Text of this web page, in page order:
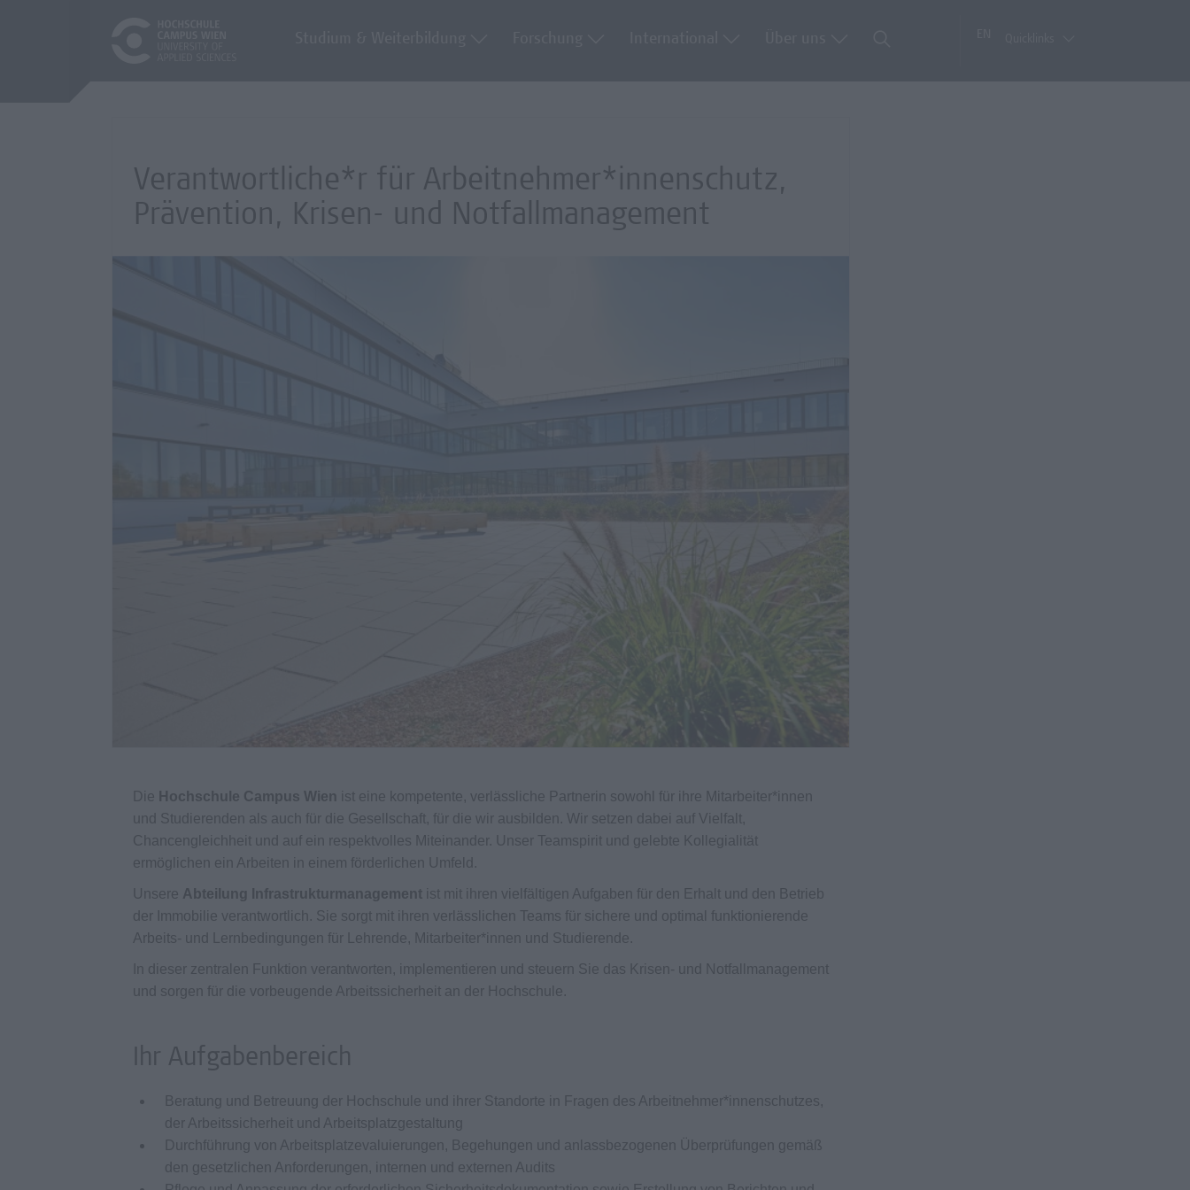
Verantwortliche*r für Arbeitnehmer*innenschutz,
Prävention, Krisen- und Notfallmanagement
Die Hochschule Campus Wien
ist eine kompetente, verlässliche Partnerin sowohl für ihre Mitarbeiter*innen
und Studierenden als auch für die Gesellschaft, für die wir ausbilden. Wir setzen dabei auf Vielfalt,
Chancengleichheit und auf ein respektvolles Miteinander. Unser Teamspirit und gelebte Kollegialität
ermöglichen ein Arbeiten in einem förderlichen Umfeld.
Unsere Abteilung Infrastrukturmanagement ist mit ihren vielfältigen Aufgaben für den Erhalt und den Betrieb
der Immobilie verantwortlich. Sie sorgt mit ihren verlässlichen Teams für sichere und optimal funktionierende
Arbeits- und Lernbedingungen für Lehrende, Mitarbeiter*innen und Studierende.
In dieser zentralen Funktion verantworten, implementieren und steuern Sie das Krisen- und Notfallmanagement
und sorgen für die vorbeugende Arbeitssicherheit an der Hochschule.
Ihr Aufgabenbereich
Beratung und Betreuung der Hochschule und ihrer Standorte in Fragen des Arbeitnehmer*innenschutzes,
der Arbeitssicherheit und Arbeitsplatzgestaltung
Durchführung von Arbeitsplatzevaluierungen, Begehungen und anlassbezogenen Überprüfungen gemäß
den gesetzlichen Anforderungen, internen und externen Audits